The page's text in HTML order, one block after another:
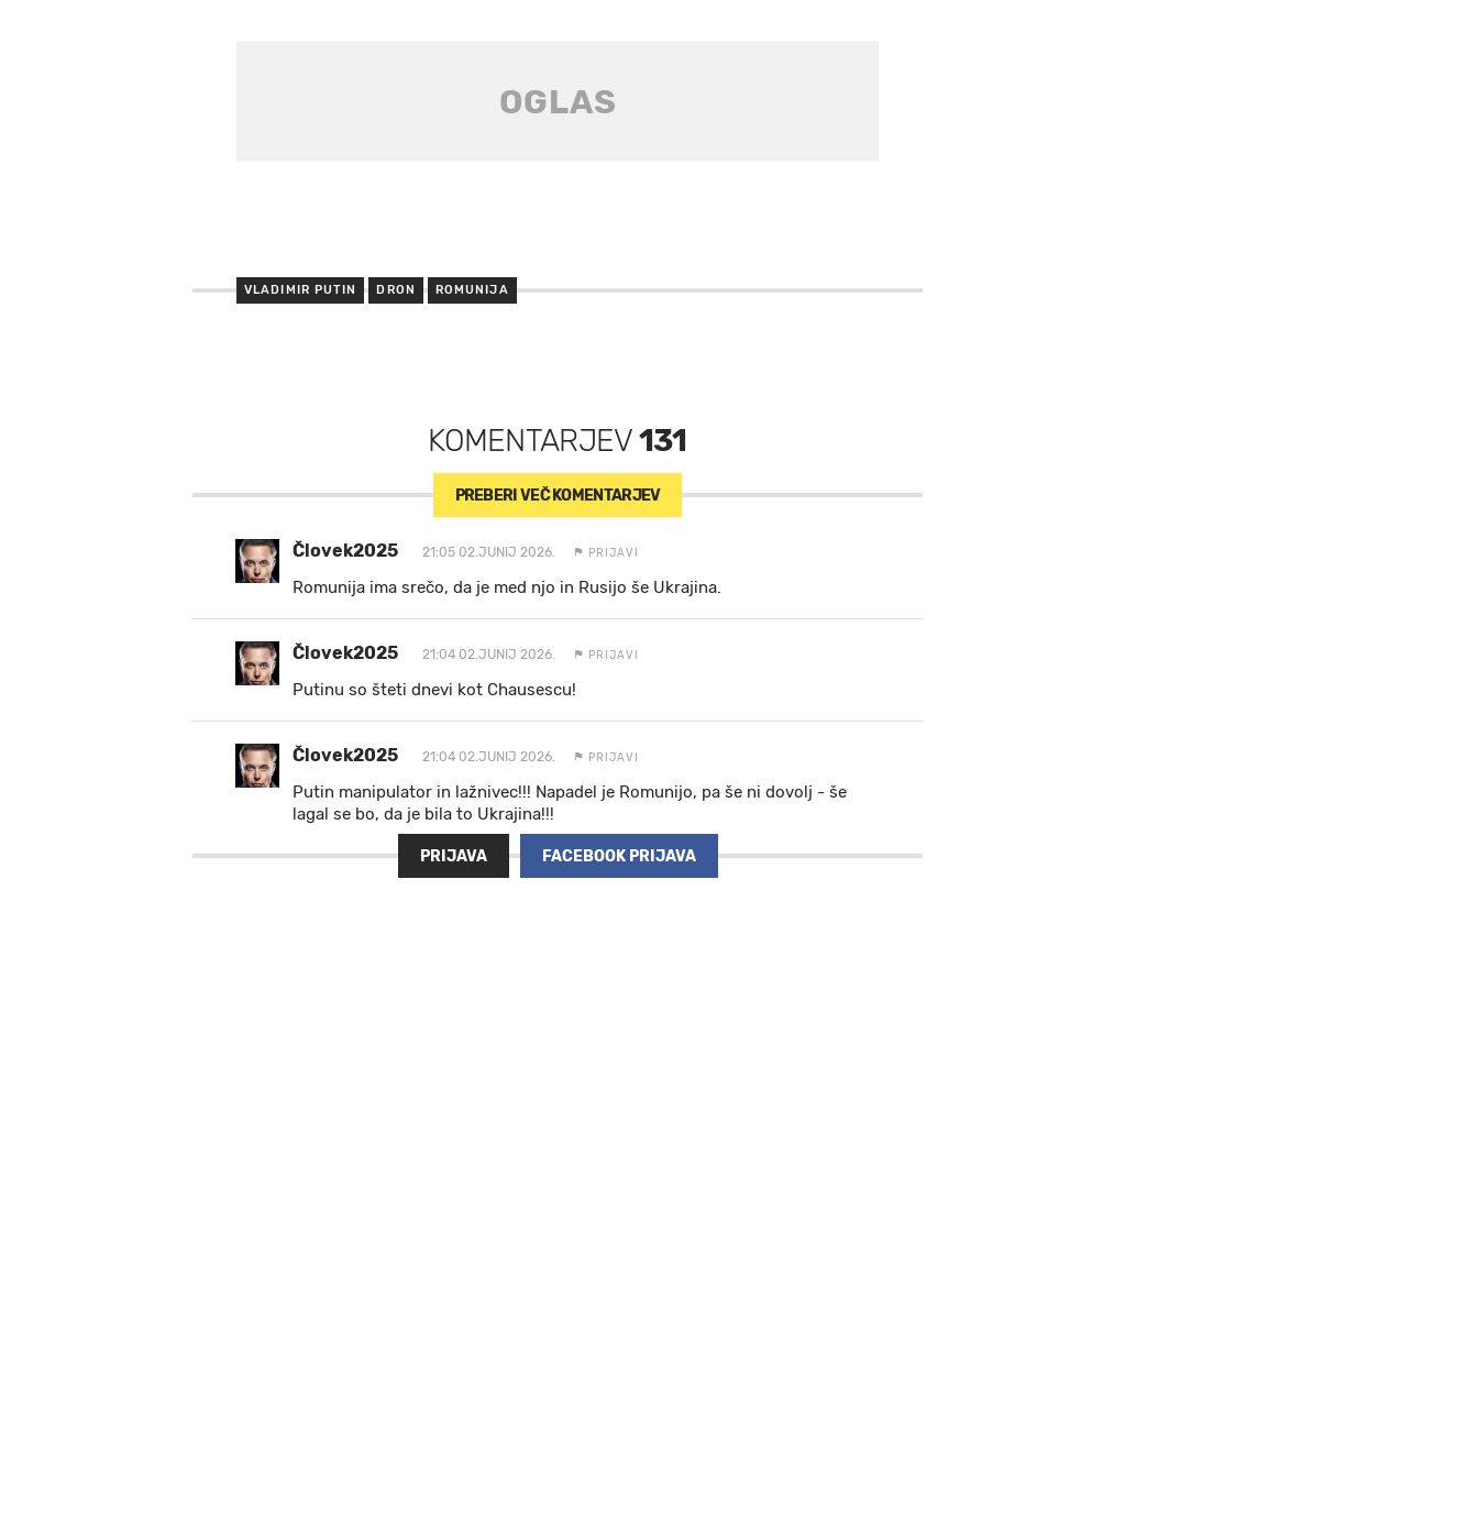
VLADIMIR PUTIN DRON ROMUNIJA
KOMENTARJEV131
PREBERI VEČ KOMENTARJEV
Človek2025 21:05 02.JUNIJ 2026. PRIJAVI
Romunija ima srečo, da je med njo in Rusijo še Ukrajina.
Človek2025 21:04 02.JUNIJ 2026. PRIJAVI
Putinu so šteti dnevi kot Chausescu!
Človek2025 21:04 02.JUNIJ 2026. PRIJAVI
Putin manipulator in lažnivec!!! Napadel je Romunijo, pa še ni dovolj - še
lagal se bo, da je bila to Ukrajina!!!
PRIJAVA FACEBOOK PRIJAVA